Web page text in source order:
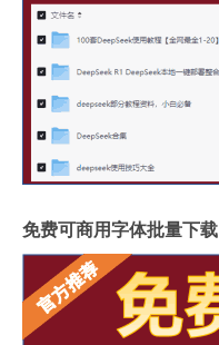
免费可商用字体批量下载